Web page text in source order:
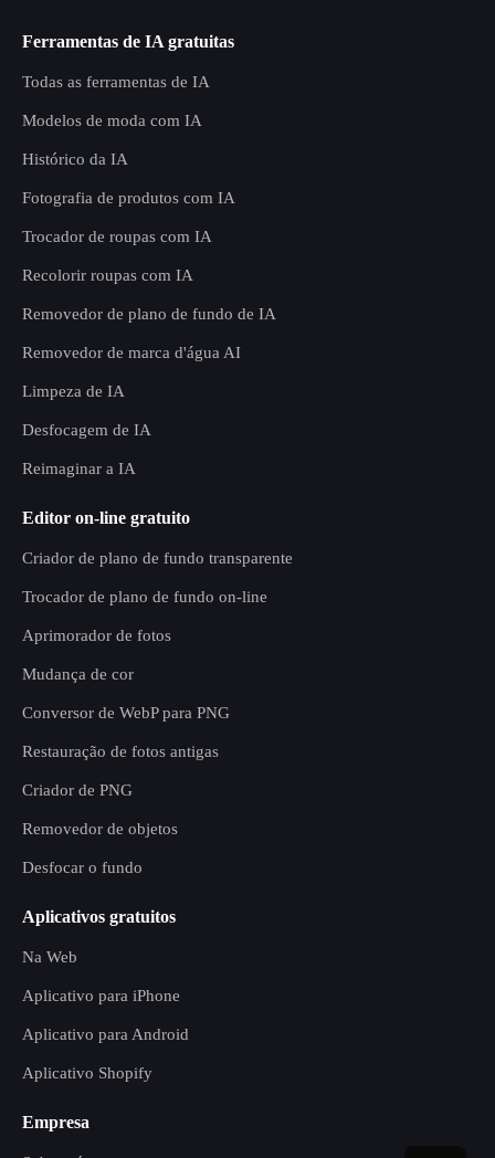
Ferramentas de IA gratuitas
Todas as ferramentas de IA
Modelos de moda com IA
Histórico da IA
Fotografia de produtos com IA
Trocador de roupas com IA
Recolorir roupas com IA
Removedor de plano de fundo de IA
Removedor de marca d'água AI
Limpeza de IA
Desfocagem de IA
Reimaginar a IA
Editor on-line gratuito
Criador de plano de fundo transparente
Trocador de plano de fundo on-line
Aprimorador de fotos
Mudança de cor
Conversor de WebP para PNG
Restauração de fotos antigas
Criador de PNG
Removedor de objetos
Desfocar o fundo
Aplicativos gratuitos
Na Web
Aplicativo para iPhone
Aplicativo para Android
Aplicativo Shopify
Empresa